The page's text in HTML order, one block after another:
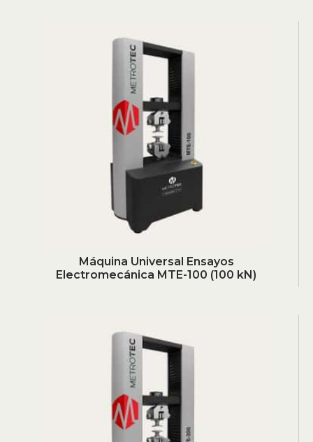
Máquina Universal Ensayos
Electromecánica MTE-100 (100 kN)